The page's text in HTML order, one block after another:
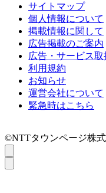
サイトマップ
個人情報について
掲載情報に関して
広告掲載のご案内
広告・サービス取
利用規約
お知らせ
運営会社について
緊急時はこちら
©NTTタウンページ株式